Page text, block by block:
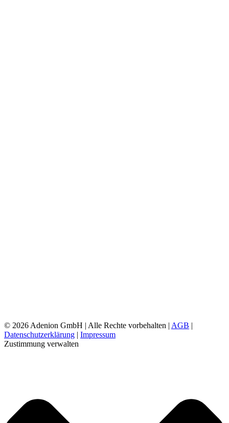
© 2026 Adenion GmbH | Alle Rechte vorbehalten | AGB |
Datenschutzerklärung | Impressum
Zustimmung verwalten